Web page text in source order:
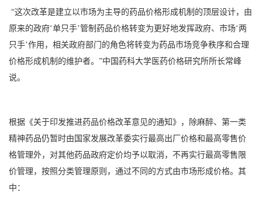
“这次改革是建立以市场为主导的药品价格形成机制的顶层设计，由
原来的政府‘单只手’管制药品价格转变为更好地发挥政府、市场‘两
只手’作用，相关政府部门的角色将转变为药品市场竞争秩序和合理
价格形成机制的维护者。”中国药科大学医药价格研究所所长常峰
说。
根据《关于印发推进药品价格改革意见的通知》，除麻醉、第一类
精神药品仍暂时由国家发展改革委实行最高出厂价格和最高零售价
格管理外，对其他药品政府定价均予以取消，不再实行最高零售限
价管理，按照分类管理原则，通过不同的方式由市场形成价格。其
中：